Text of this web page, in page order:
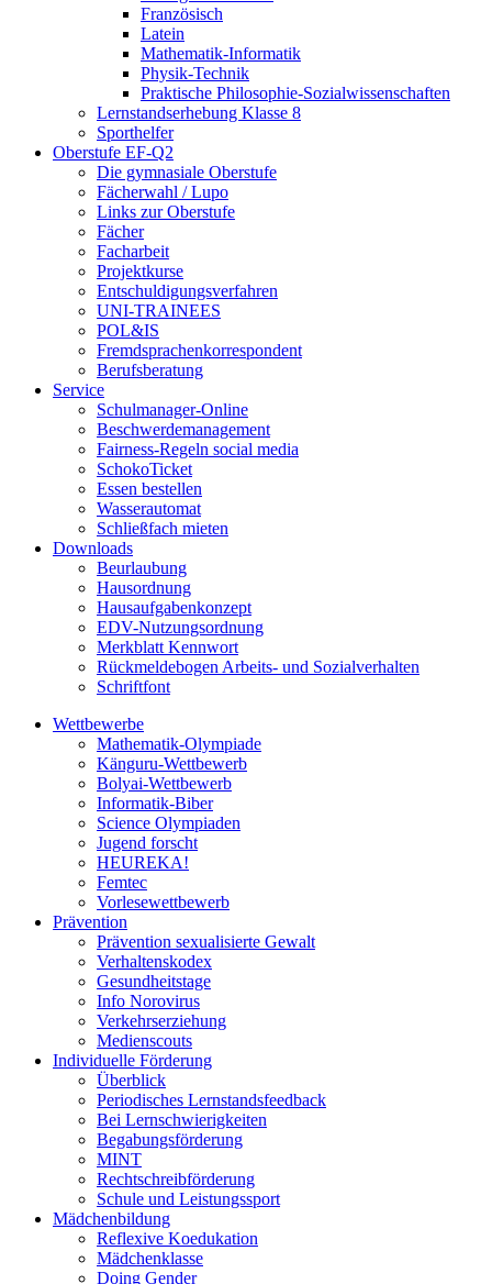
Französisch
Latein
Mathematik-Informatik
Physik-Technik
Praktische Philosophie-Sozialwissenschaften
Lernstandserhebung Klasse 8
Sporthelfer
Oberstufe EF-Q2
Die gymnasiale Oberstufe
Fächerwahl / Lupo
Links zur Oberstufe
Fächer
Facharbeit
Projektkurse
Entschuldigungsverfahren
UNI-TRAINEES
POL&IS
Fremdsprachenkorrespondent
Berufsberatung
Service
Schulmanager-Online
Beschwerdemanagement
Fairness-Regeln social media
SchokoTicket
Essen bestellen
Wasserautomat
Schließfach mieten
Downloads
Beurlaubung
Hausordnung
Hausaufgabenkonzept
EDV-Nutzungsordnung
Merkblatt Kennwort
Rückmeldebogen Arbeits- und Sozialverhalten
Schriftfont
Wettbewerbe
Mathematik-Olympiade
Känguru-Wettbewerb
Bolyai-Wettbewerb
Informatik-Biber
Science Olympiaden
Jugend forscht
HEUREKA!
Femtec
Vorlesewettbewerb
Prävention
Prävention sexualisierte Gewalt
Verhaltenskodex
Gesundheitstage
Info Norovirus
Verkehrserziehung
Medienscouts
Individuelle Förderung
Überblick
Periodisches Lernstandsfeedback
Bei Lernschwierigkeiten
Begabungsförderung
MINT
Rechtschreibförderung
Schule und Leistungssport
Mädchenbildung
Reflexive Koedukation
Mädchenklasse
Doing Gender